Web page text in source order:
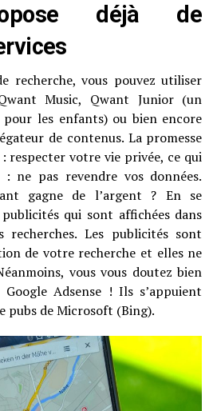
déjà de
recherche, vous pouvez utiliser
Music, Qwant Junior (un
les enfants) ou bien encore
de contenus. La promesse
respecter votre vie privée, ce qui
ne pas revendre vos données.
gagne de l’argent ? En se
qui sont affichées dans
recherches. Les publicités sont
de votre recherche et elles ne
vous vous doutez bien
Adsense ! Ils s’appuient
pubs de Microsoft (Bing).